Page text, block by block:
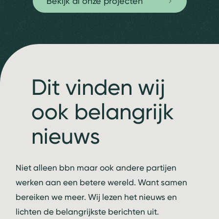
Dit vinden wij
ook belangrijk
nieuws
Niet alleen bbn maar ook andere partijen
werken aan een betere wereld. Want samen
bereiken we meer. Wij lezen het nieuws en
lichten de belangrijkste berichten uit.